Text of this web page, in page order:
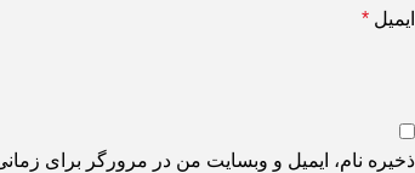
ایمیل *
ذخیره نام، ایمیل و وبسایت من در مرورگر برای